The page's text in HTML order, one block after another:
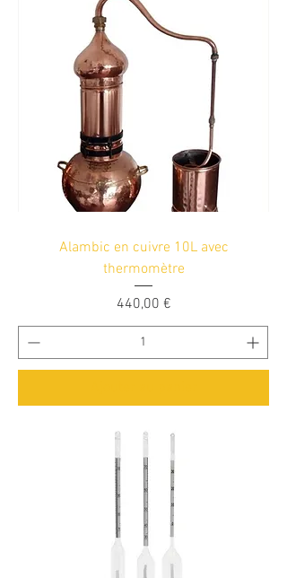
Alambic en cuivre 10L avec
thermomètre
Prix
440,00 €